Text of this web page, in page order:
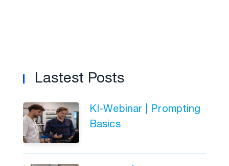
Lastest Posts
KI-Webinar | Prompting
Basics